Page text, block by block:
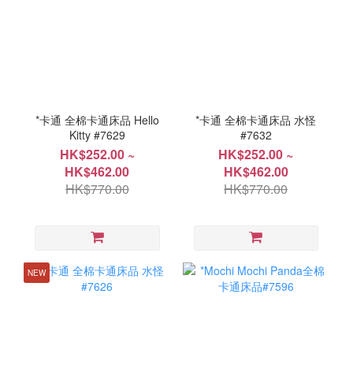
*卡通 全棉卡通床品 Hello
Kitty #7629
HK$252.00 ~
HK$462.00
HK$770.00
*卡通 全棉卡通床品 水怪
#7632
HK$252.00 ~
HK$462.00
HK$770.00
NEW